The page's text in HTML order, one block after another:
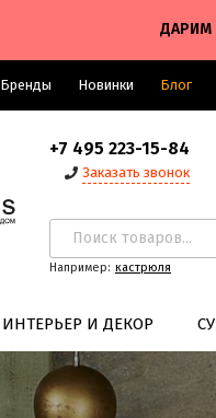
ДАРИМ
Бренды Новинки Блог
+7 495 223-15-84
Заказать звонок
Например: кастрюля
ИНТЕРЬЕР И ДЕКОР